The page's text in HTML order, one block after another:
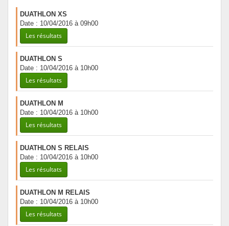
DUATHLON XS
Date : 10/04/2016 à 09h00
Les résultats
DUATHLON S
Date : 10/04/2016 à 10h00
Les résultats
DUATHLON M
Date : 10/04/2016 à 10h00
Les résultats
DUATHLON S RELAIS
Date : 10/04/2016 à 10h00
Les résultats
DUATHLON M RELAIS
Date : 10/04/2016 à 10h00
Les résultats